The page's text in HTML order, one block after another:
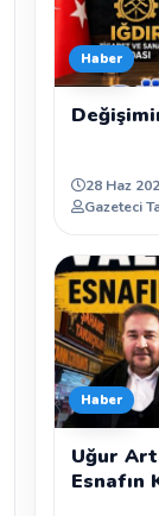
Haber
28 Haz
Gazeteci
Haber
Uğur
Esnafın